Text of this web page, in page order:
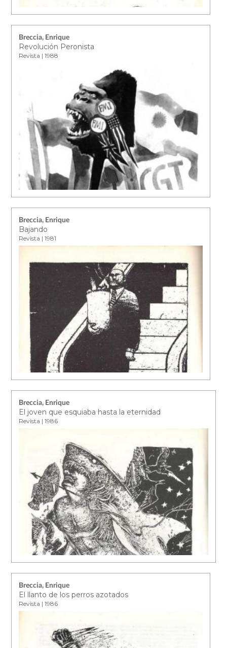
Breccia, Enrique
Revolución Peronista
Revista | 1988
Breccia, Enrique
Bajando
Revista | 1981
Breccia, Enrique
El joven que esquiaba hasta la eternidad
Revista | 1986
Breccia, Enrique
El llanto de los perros azotados
Revista | 1986